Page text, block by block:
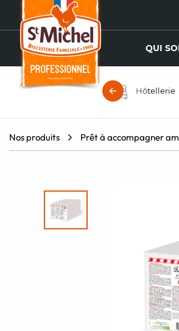
QUI
Hôtellerie
Nos produits Prêt à accompagner